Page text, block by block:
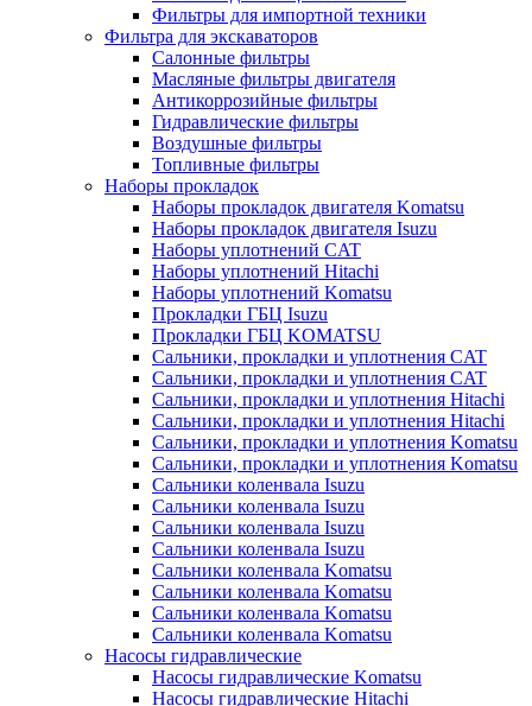
Фильтры для импортной техники
Фильтра для экскаваторов
Салонные фильтры
Масляные фильтры двигателя
Антикоррозийные фильтры
Гидравлические фильтры
Воздушные фильтры
Топливные фильтры
Наборы прокладок
Наборы прокладок двигателя Komatsu
Наборы прокладок двигателя Isuzu
Наборы уплотнений CAT
Наборы уплотнений Hitachi
Наборы уплотнений Komatsu
Прокладки ГБЦ Isuzu
Прокладки ГБЦ KOMATSU
Сальники, прокладки и уплотнения CAT
Сальники, прокладки и уплотнения CAT
Сальники, прокладки и уплотнения Hitachi
Сальники, прокладки и уплотнения Hitachi
Сальники, прокладки и уплотнения Komatsu
Сальники, прокладки и уплотнения Komatsu
Сальники коленвала Isuzu
Сальники коленвала Isuzu
Сальники коленвала Isuzu
Сальники коленвала Isuzu
Сальники коленвала Komatsu
Сальники коленвала Komatsu
Сальники коленвала Komatsu
Сальники коленвала Komatsu
Насосы гидравлические
Насосы гидравлические Komatsu
Насосы гидравлические Hitachi